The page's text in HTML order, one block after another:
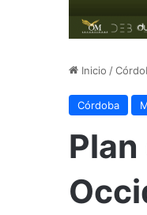
Inicio /
Córdoba